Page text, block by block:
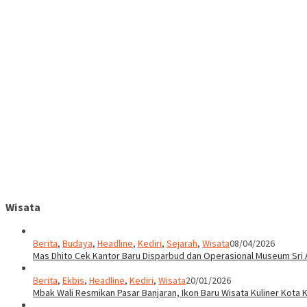
Wisata
Berita, Budaya, Headline, Kediri, Sejarah, Wisata08/04/2026
Mas Dhito Cek Kantor Baru Disparbud dan Operasional Museum Sri
Berita, Ekbis, Headline, Kediri, Wisata20/01/2026
Mbak Wali Resmikan Pasar Banjaran, Ikon Baru Wisata Kuliner Kota